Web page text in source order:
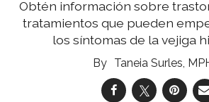
Obtén información sobre
tratamientos que pueden
los síntomas de la vejiga
Taneia Surles,